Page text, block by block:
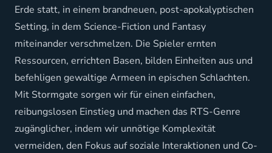
Erde statt, in einem brandneuen, post-apokalyptischen
Setting, in dem Science-Fiction und Fantasy
miteinander verschmelzen. Die Spieler ernten
Ressourcen, errichten Basen, bilden Einheiten aus und
befehligen gewaltige Armeen in epischen Schlachten.
Mit Stormgate sorgen wir für einen einfachen,
reibungslosen Einstieg und machen das RTS-Genre
zugänglicher, indem wir unnötige Komplexität
vermeiden, den Fokus auf soziale Interaktionen und Co-